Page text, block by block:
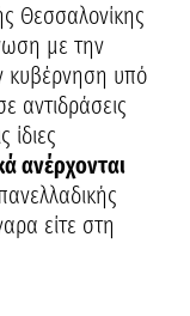
Θεσσαλονίκης
με την
κυβέρνηση υπό
αντιδράσεις
ανέρχονται
είτε στη